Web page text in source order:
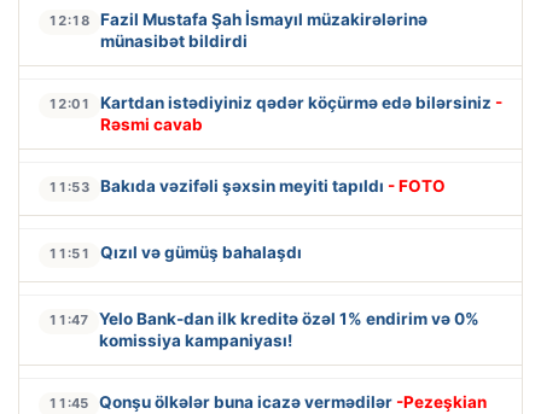
12:18
Fazil Mustafa Şah İsmayıl müzakirələrinə
münasibət bildirdi
12:01 Kartdan istədiyiniz qədər köçürmə edə bilərsiniz -
Rəsmi cavab
11:53 Bakıda vəzifəli şəxsin meyiti tapıldı - FOTO
11:51 Qızıl və gümüş bahalaşdı
11:47
Yelo Bank-dan ilk kreditə özəl 1% endirim və 0%
komissiya kampaniyası!
11:45 Qonşu ölkələr buna icazə vermədilər -Pezeşkian